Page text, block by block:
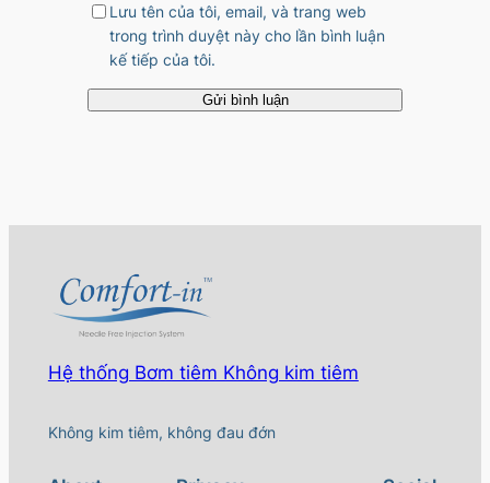
Lưu tên của tôi, email, và trang web
trong trình duyệt này cho lần bình luận
kế tiếp của tôi.
Hệ thống Bơm tiêm Không kim tiêm
Không kim tiêm, không đau đớn